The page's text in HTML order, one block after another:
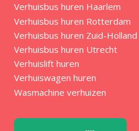
Verhuisbus huren Haarlem
Verhuisbus huren Rotterdam
Verhuisbus huren Zuid-Holland
Verhuisbus huren Utrecht
Verhuislift huren
Verhuiswagen huren
Wasmachine verhuizen